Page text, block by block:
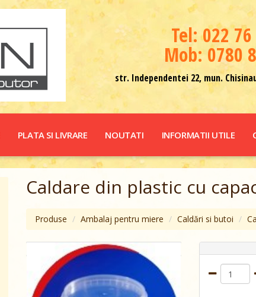
Теl: 022
Mob: 0780
str. Independentei 22, mun.
PLATA SI LIVRARE NOUTATI INFORMATII UTILE
Caldare din plastic cu
Produse Ambalaj pentru miere Caldări si butoi